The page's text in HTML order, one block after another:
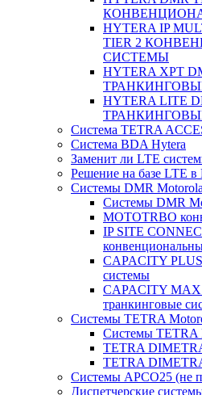
HYTERA IP
TIER 2
СИСТЕМЫ
HYTERA XPT
HYTERA LITE
Система TETRA
Система BDA Hytera
Заменит ли LTE
Решение на базе LTE
Системы DMR
Системы DMR
MOTOTRBO
IP SITE
CAPACITY
системы
CAPACITY
транкинговые
Системы TETRA
Системы TETRA
TETRA
TETRA
Системы APCO25 (не
Диспетчерские